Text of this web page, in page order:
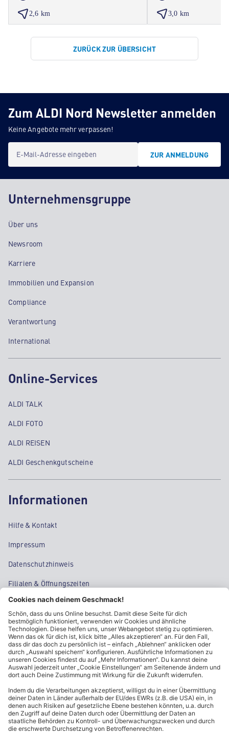
2,6 km 3,0 km
ZURÜCK ZUR ÜBERSICHT
Zum ALDI Nord Newsletter anmelden
Keine Angebote mehr verpassen!
E-Mail-Adresse eingeben ZUR ANMELDUNG
Unternehmensgruppe
Über uns
Newsroom
Karriere
Immobilien und Expansion
Compliance
Verantwortung
International
Online-Services
ALDI TALK
ALDI FOTO
ALDI REISEN
ALDI Geschenkgutscheine
Informationen
Hilfe & Kontakt
Impressum
Datenschutzhinweis
Filialen & Öffnungszeiten
Kontakt
Cookie-Einstellungen
Kundeninformationen
ALDI Nord folgen